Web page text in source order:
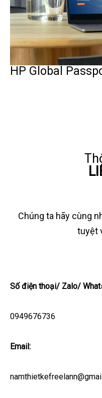
HP Global
Chúng ta hãy cùng
tuyệt
Số điện thoại/ Zalo/
0949676736
Email: